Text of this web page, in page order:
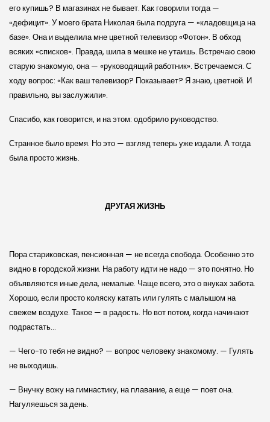
его купишь? В магазинах не бывает. Как говорили тогда —
«дефицит». У моего брата Николая была подруга — «кладовщица на
базе». Она и выделила мне цветной телевизор «Фотон». В обход
всяких «списков». Правда, шила в мешке не утаишь. Встречаю свою
старую знакомую, она — «руководящий работник». Встречаемся. С
ходу вопрос: «Как ваш телевизор? Показывает? Я знаю, цветной. И
правильно, вы заслужили».
Спасибо, как говорится, и на этом: одобрило руководство.
Странное было время. Но это — взгляд теперь уже издали. А тогда
была просто жизнь.
ДРУГАЯ ЖИЗНЬ
Пора стариковская, пенсионная — не всегда свобода. Особенно это
видно в городской жизни. На работу идти не надо — это понятно. Но
объявляются иные дела, немалые. Чаще всего, это о внуках забота.
Хорошо, если просто коляску катать или гулять с малышом на
свежем воздухе. Такое — в радость. Но вот потом, когда начинают
подрастать…
— Чего-то тебя не видно? — вопрос человеку знакомому. — Гулять
не выходишь.
— Внучку вожу на гимнастику, на плавание, а еще — поет она.
Нагуляешься за день.